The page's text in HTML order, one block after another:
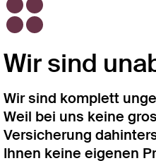
Wir sind
Wir sind komplett
Weil bei uns keine
Versicherung
Ihnen keine eigenen